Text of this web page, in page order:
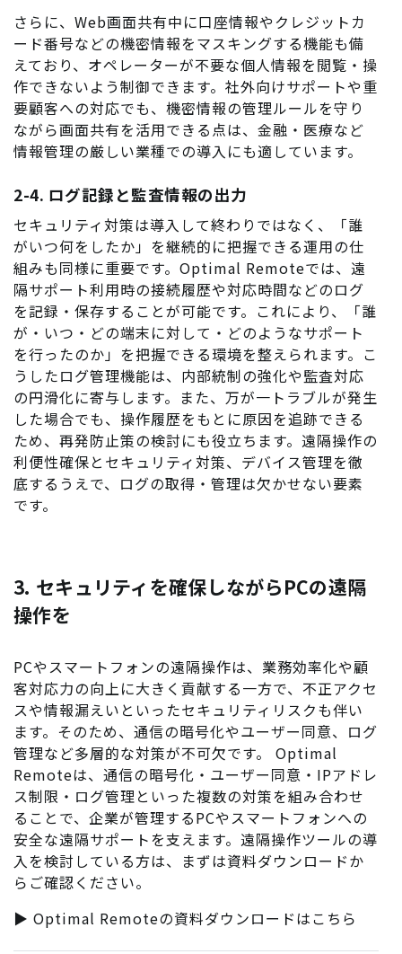
さらに、Web画面共有中に口座情報やクレジットカ
ード番号などの機密情報をマスキングする機能も備
えており、オペレーターが不要な個人情報を閲覧・操
作できないよう制御できます。社外向けサポートや重
要顧客への対応でも、機密情報の管理ルールを守り
ながら画面共有を活用できる点は、金融・医療など
情報管理の厳しい業種での導入にも適しています。
2-4. ログ記録と監査情報の出力
セキュリティ対策は導入して終わりではなく、「誰
がいつ何をしたか」を継続的に把握できる運用の仕
組みも同様に重要です。Optimal Remoteでは、遠
隔サポート利用時の接続履歴や対応時間などのログ
を記録・保存することが可能です。これにより、「誰
が・いつ・どの端末に対して・どのようなサポート
を行ったのか」を把握できる環境を整えられます。こ
うしたログ管理機能は、内部統制の強化や監査対応
の円滑化に寄与します。また、万が一トラブルが発生
した場合でも、操作履歴をもとに原因を追跡できる
ため、再発防止策の検討にも役立ちます。遠隔操作の
利便性確保とセキュリティ対策、デバイス管理を徹
底するうえで、ログの取得・管理は欠かせない要素
です。
3. セキュリティを確保しながらPCの遠隔
操作を
PCやスマートフォンの遠隔操作は、業務効率化や顧
客対応力の向上に大きく貢献する一方で、不正アクセ
スや情報漏えいといったセキュリティリスクも伴い
ます。そのため、通信の暗号化やユーザー同意、ログ
管理など多層的な対策が不可欠です。 Optimal
Remoteは、通信の暗号化・ユーザー同意・IPアドレ
ス制限・ログ管理といった複数の対策を組み合わせ
ることで、企業が管理するPCやスマートフォンへの
安全な遠隔サポートを支えます。遠隔操作ツールの導
入を検討している方は、まずは資料ダウンロードか
らご確認ください。
▶ Optimal Remoteの資料ダウンロードはこちら